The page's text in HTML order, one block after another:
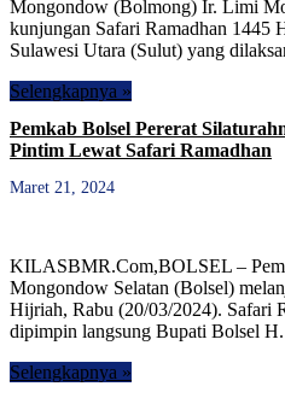
Mongondow (Bolmong) Ir. Limi
kunjungan Safari Ramadhan 1445
Sulawesi Utara (Sulut) yang
Selengkapnya »
Pemkab Bolsel Pererat
Pintim Lewat Safari Ramadhan
Maret 21, 2024
KILASBMR.Com,BOLSEL –
Mongondow Selatan (Bolsel)
Hijriah, Rabu (20/03/2024). Safari
dipimpin langsung Bupati Bolsel
Selengkapnya »